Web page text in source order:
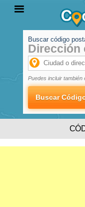
PROVINCIAS
LOCALIDADES
Buscar código
Dirección
Puedes incluir